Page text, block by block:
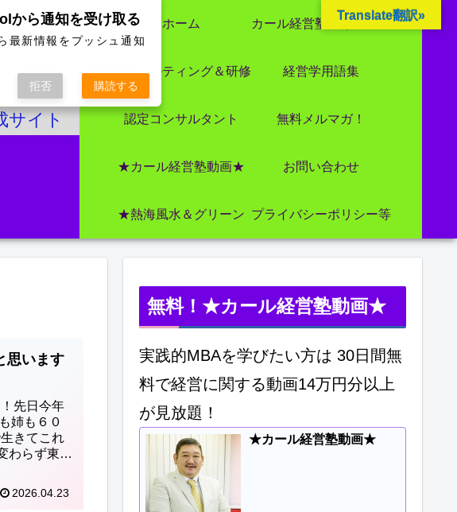
サイト
ホーム カール経営塾とは 大前研一氏にビジネス教育界最強講師陣として選ばれました
コンサルティング＆研修 経営学用語集
認定コンサルタント 無料メルマガ！
★カール経営塾動画★ お問い合わせ
★熱海風水＆グリーン プライバシーポリシー等
思います
先日今年
姉も６０
きてこれ
わらず東京
2026.04.23
無料！★カール経営塾動画★
実践的MBAを学びたい方は 30日間無
料で経営に関する動画14万円分以上
が見放題！
★カール経営塾動画★
Translate翻訳»
から通知を受け取る
新情報をプッシュ通知
拒否 購読する